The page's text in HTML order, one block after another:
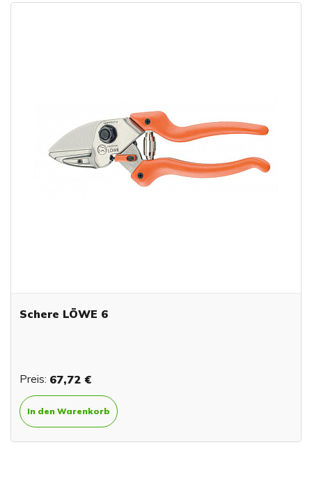
Schere LÖWE 6
Preis: 67,72 €
In den Warenkorb